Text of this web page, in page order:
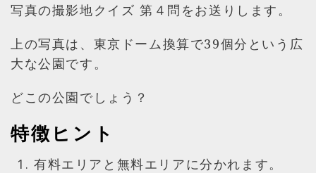
写真の撮影地クイズ 第４問をお送りします。
上の写真は、東京ドーム換算で39個分という広
大な公園です。
どこの公園でしょう？
特徴ヒント
有料エリアと無料エリアに分かれます。